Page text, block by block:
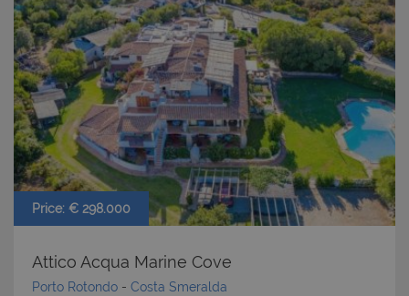
Price: € 298.000
Attico Acqua Marine Cove
Porto Rotondo - Costa Smeralda